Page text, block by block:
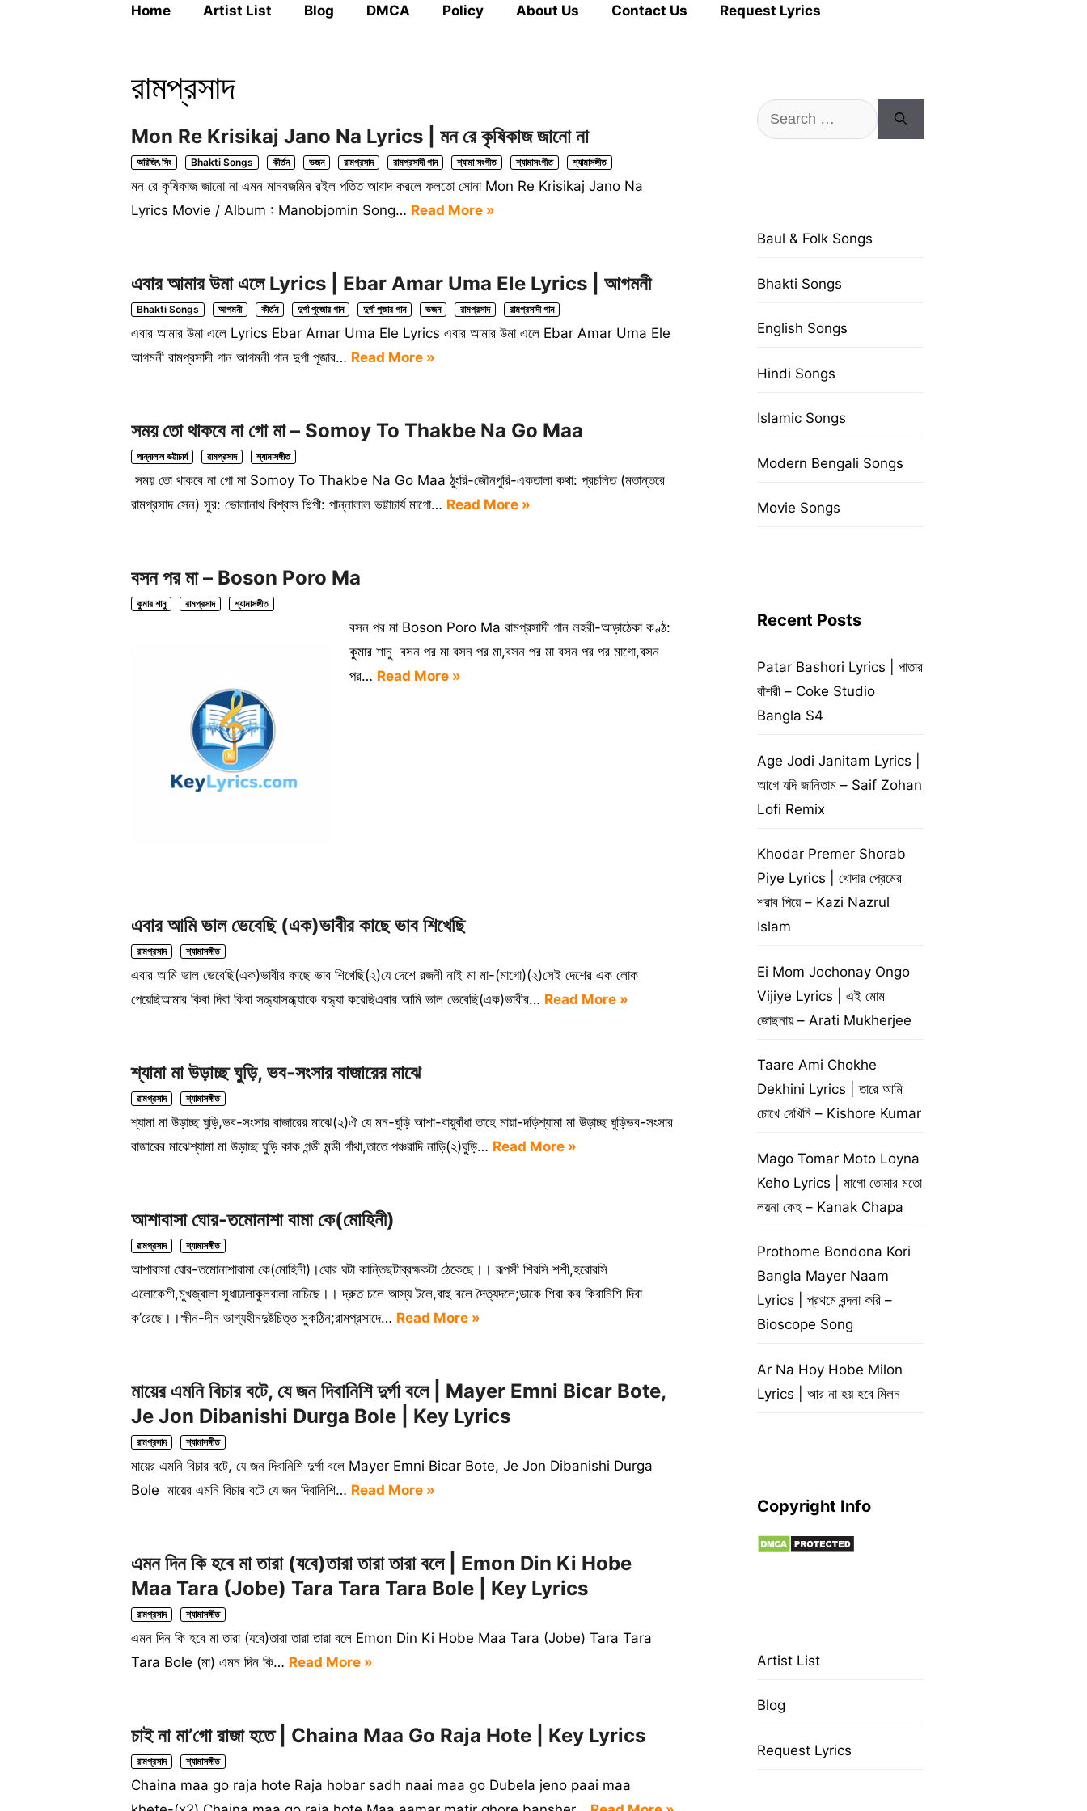
Home Artist List Blog DMCA Policy About Us Contact Us Request Lyrics
রামপ্রসাদ
Mon Re Krisikaj Jano Na Lyrics | মন রে কৃষিকাজ জানো না
অরিজিৎ সিং Bhakti Songs কীর্তন ভজন রামপ্রসাদ রামপ্রসাদী গান শ্যামা সংগীত শ্যামাসংগীত শ্যামাসঙ্গীত
মন রে কৃষিকাজ জানো না এমন মানবজমিন রইল পতিত আবাদ করলে ফলতো সোনা Mon Re Krisikaj Jano Na
Lyrics Movie / Album : Manobjomin Song… Read More »
এবার আমার উমা এলে Lyrics | Ebar Amar Uma Ele Lyrics | আগমনী
Bhakti Songs আগমনী কীর্তন দুর্গা পুজোর গান দুর্গা পূজার গান ভজন রামপ্রসাদ রামপ্রসাদী গান
এবার আমার উমা এলে Lyrics Ebar Amar Uma Ele Lyrics এবার আমার উমা এলে Ebar Amar Uma Ele
আগমনী রামপ্রসাদী গান আগমনী গান দুর্গা পূজার… Read More »
সময় তো থাকবে না গো মা – Somoy To Thakbe Na Go Maa
পান্নালাল ভট্টাচার্য রামপ্রসাদ শ্যামাসঙ্গীত
সময় তো থাকবে না গো মা Somoy To Thakbe Na Go Maa ঠুংরি-জৌনপুরি-একতালা কথা: প্রচলিত (মতান্তরে
রামপ্রসাদ সেন) সুর: ভোলানাথ বিশ্বাস শিল্পী: পান্নালাল ভট্টাচার্য মাগো… Read More »
বসন পর মা – Boson Poro Ma
কুমার শানু রামপ্রসাদ শ্যামাসঙ্গীত
বসন পর মা Boson Poro Ma রামপ্রসাদী গান লহরী-আড়াঠেকা কণ্ঠ:
কুমার শানু বসন পর মা বসন পর মা,বসন পর মা বসন পর পর মাগো,বসন
পর… Read More »
এবার আমি ভাল ভেবেছি (এক)ভাবীর কাছে ভাব শিখেছি
রামপ্রসাদ শ্যামাসঙ্গীত
এবার আমি ভাল ভেবেছি(এক)ভাবীর কাছে ভাব শিখেছি(২)যে দেশে রজনী নাই মা মা-(মাগো)(২)সেই দেশের এক লোক
পেয়েছিআমার কিবা দিবা কিবা সন্ধ্যাসন্ধ্যাকে বন্ধ্যা করেছিএবার আমি ভাল ভেবেছি(এক)ভাবীর… Read More »
শ্যামা মা উড়াচ্ছ ঘুড়ি, ভব-সংসার বাজারের মাঝে
রামপ্রসাদ শ্যামাসঙ্গীত
শ্যামা মা উড়াচ্ছ ঘুড়ি,ভব-সংসার বাজারের মাঝে(২)ঐ যে মন-ঘুড়ি আশা-বায়ুবাঁধা তাহে মায়া-দড়িশ্যামা মা উড়াচ্ছ ঘুড়িভব-সংসার
বাজারের মাঝেশ্যামা মা উড়াচ্ছ ঘুড়ি কাক গন্ডী মন্ডী গাঁথা,তাতে পঞ্চরাদি নাড়ি(২)ঘুড়ি… Read More »
আশাবাসা ঘোর-তমোনাশা বামা কে(মোহিনী)
রামপ্রসাদ শ্যামাসঙ্গীত
আশাবাসা ঘোর-তমোনাশাবামা কে(মোহিনী)।ঘোর ঘটা কান্তিছটাব্রহ্মকটা ঠেকেছে।। রূপসী শিরসি শশী,হরোরসি
এলোকেশী,মুখজ্বালা সুধাঢালাকুলবালা নাচিছে।। দ্রুত চলে আস্য টলে,বাহু বলে দৈত্যদলে;ডাকে শিবা কব কিবানিশি দিবা
ক’রেছে।।ক্ষীন-দীন ভাগ্যহীনদুষ্টচিত্ত সুকঠিন;রামপ্রসাদে… Read More »
মায়ের এমনি বিচার বটে, যে জন দিবানিশি দুর্গা বলে | Mayer Emni Bicar Bote,
Je Jon Dibanishi Durga Bole | Key Lyrics
রামপ্রসাদ শ্যামাসঙ্গীত
মায়ের এমনি বিচার বটে, যে জন দিবানিশি দুর্গা বলে Mayer Emni Bicar Bote, Je Jon Dibanishi Durga
Bole মায়ের এমনি বিচার বটে যে জন দিবানিশি… Read More »
এমন দিন কি হবে মা তারা (যবে)তারা তারা তারা বলে | Emon Din Ki Hobe
Maa Tara (Jobe) Tara Tara Tara Bole | Key Lyrics
রামপ্রসাদ শ্যামাসঙ্গীত
এমন দিন কি হবে মা তারা (যবে)তারা তারা তারা বলে Emon Din Ki Hobe Maa Tara (Jobe) Tara Tara
Tara Bole (মা) এমন দিন কি… Read More »
চাই না মা’গো রাজা হতে | Chaina Maa Go Raja Hote | Key Lyrics
রামপ্রসাদ শ্যামাসঙ্গীত
Chaina maa go raja hote Raja hobar sadh naai maa go Dubela jeno paai maa
Search
for:
Baul & Folk Songs
Bhakti Songs
English Songs
Hindi Songs
Islamic Songs
Modern Bengali Songs
Movie Songs
Recent Posts
Patar Bashori Lyrics | পাতার
বাঁশরী – Coke Studio
Bangla S4
Age Jodi Janitam Lyrics |
আগে যদি জানিতাম – Saif Zohan
Lofi Remix
Khodar Premer Shorab
Piye Lyrics | খোদার প্রেমের
শরাব পিয়ে – Kazi Nazrul
Islam
Ei Mom Jochonay Ongo
Vijiye Lyrics | এই মোম
জোছনায় – Arati Mukherjee
Taare Ami Chokhe
Dekhini Lyrics | তারে আমি
চোখে দেখিনি – Kishore Kumar
Mago Tomar Moto Loyna
Keho Lyrics | মাগো তোমার মতো
লয়না কেহ – Kanak Chapa
Prothome Bondona Kori
Bangla Mayer Naam
Lyrics | প্রথমে বন্দনা করি –
Bioscope Song
Ar Na Hoy Hobe Milon
Lyrics | আর না হয় হবে মিলন
Copyright Info
Artist List
Blog
Request Lyrics